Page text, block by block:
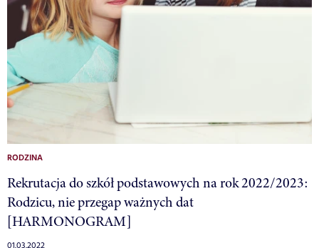
RODZINA
Rekrutacja do szkół podstawowych na rok 2022/2023:
Rodzicu, nie przegap ważnych dat
[HARMONOGRAM]
01.03.2022